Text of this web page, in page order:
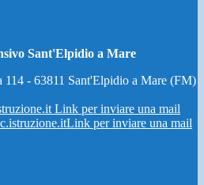
Sant'Elpidio a Mare
- 63811 Sant'Elpidio a Mare (FM)
Link per inviare una mail
Link per inviare una mail